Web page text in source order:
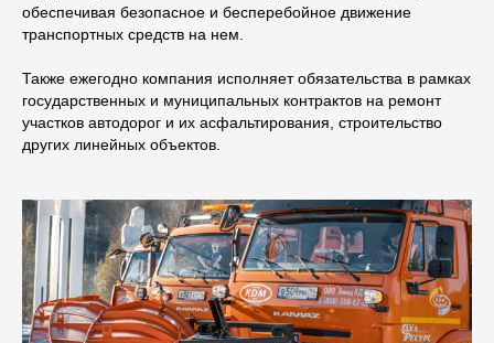
обеспечивая безопасное и бесперебойное движение
транспортных средств на нем.
Также ежегодно компания исполняет обязательства в рамках
государственных и муниципальных контрактов на ремонт
участков автодорог и их асфальтирования, строительство
других линейных объектов.